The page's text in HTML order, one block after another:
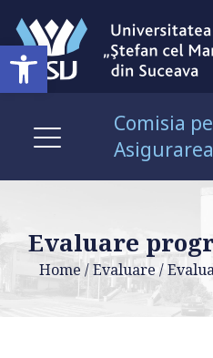
Open toolbar
Comisia
Evaluare
Home /Evaluare /